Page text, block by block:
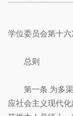
（一九九
学位委员会第十六
总则
第一条 为多渠
应社会主义现代